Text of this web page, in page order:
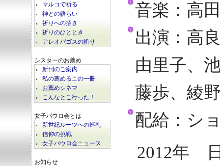
マルコで祈る
神との語らい
祈りへの招き
祈りのひととき
アレオパゴスの祈り
シスターのお薦め
新刊のご案内
私の薦めるこの一冊
お薦めシネマ
こんなとこ行った！
女子パウロ会とは
新世紀ルーツへの巡礼
信仰の挑戦
女子パウロ会ニュース
お知らせ
音楽：高
出演：高
由里子、
藤歩、綾
配給：シ
2012年